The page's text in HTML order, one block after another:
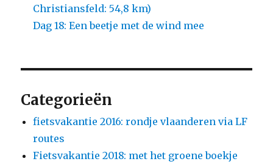
Christiansfeld: 54,8 km)
Dag 18: Een beetje met de wind mee
Categorieën
fietsvakantie 2016: rondje vlaanderen via LF
routes
Fietsvakantie 2018: met het groene boekje